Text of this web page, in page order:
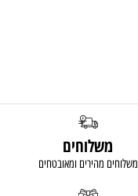
משלוחים
משלוחים מהירים ומאובטחים